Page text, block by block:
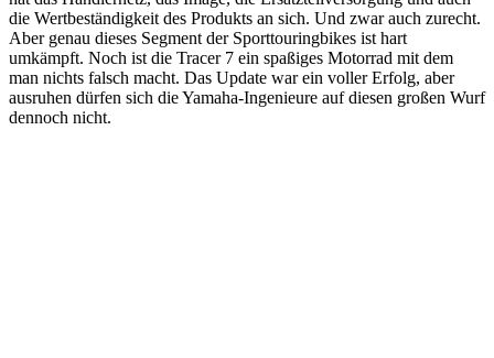
die Wertbeständigkeit des Produkts an sich. Und zwar auch zurecht.
Aber genau dieses Segment der Sporttouringbikes ist hart
umkämpft. Noch ist die Tracer 7 ein spaßiges Motorrad mit dem
man nichts falsch macht. Das Update war ein voller Erfolg, aber
ausruhen dürfen sich die Yamaha-Ingenieure auf diesen großen Wurf
dennoch nicht.